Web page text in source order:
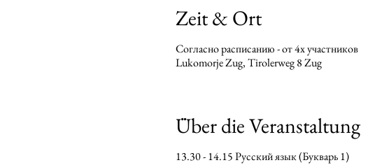
Zeit & Ort
Cогласно расписанию - от 4х участников
Lukomorje Zug, Tirolerweg 8 Zug
Über die Veranstaltung
13.30 - 14.15 Русский язык (Букварь 1)